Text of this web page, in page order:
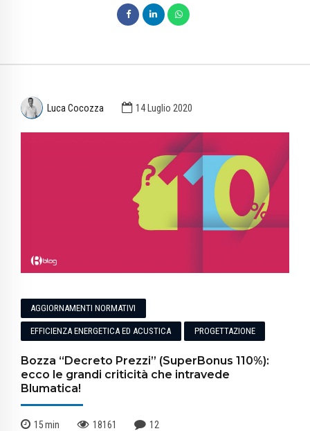
Luca Cocozza 14 Luglio 2020
AGGIORNAMENTI NORMATIVI
EFFICIENZA ENERGETICA ED ACUSTICA PROGETTAZIONE
Bozza “Decreto Prezzi” (SuperBonus 110%):
ecco le grandi criticità che intravede
Blumatica!
15min 18161 12